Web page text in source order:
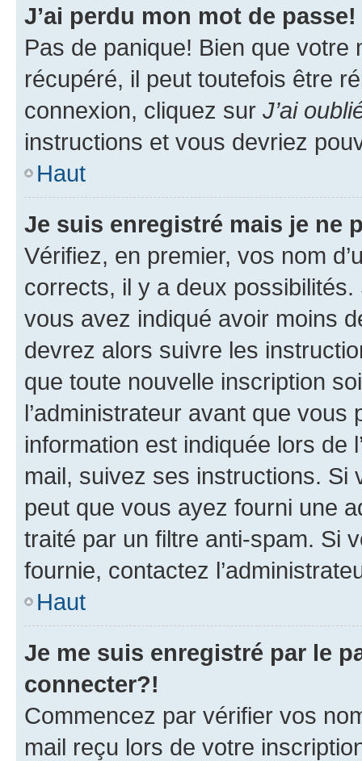
J’ai perdu mon mot de passe!
Pas de panique! Bien que
récupéré, il peut toutefois être
connexion, cliquez sur J’ai
instructions et vous devriez
Haut
Je suis enregistré mais je ne
Vérifiez, en premier, vos nom
corrects, il y a deux
vous avez indiqué avoir moins
devrez alors suivre les
que toute nouvelle inscription
l’administrateur avant que
information est indiquée lors de
mail, suivez ses instructions. Si
peut que vous ayez fourni une
traité par un filtre anti-spam. Si
fournie, contactez
Haut
Je me suis enregistré par le
connecter?!
Commencez par vérifier vos
mail reçu lors de votre